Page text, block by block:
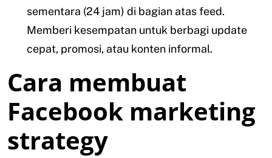
sementara (24 jam) di bagian atas feed.
Memberi kesempatan untuk berbagi update
cepat, promosi, atau konten informal.
Cara membuat
Facebook marketing
strategy